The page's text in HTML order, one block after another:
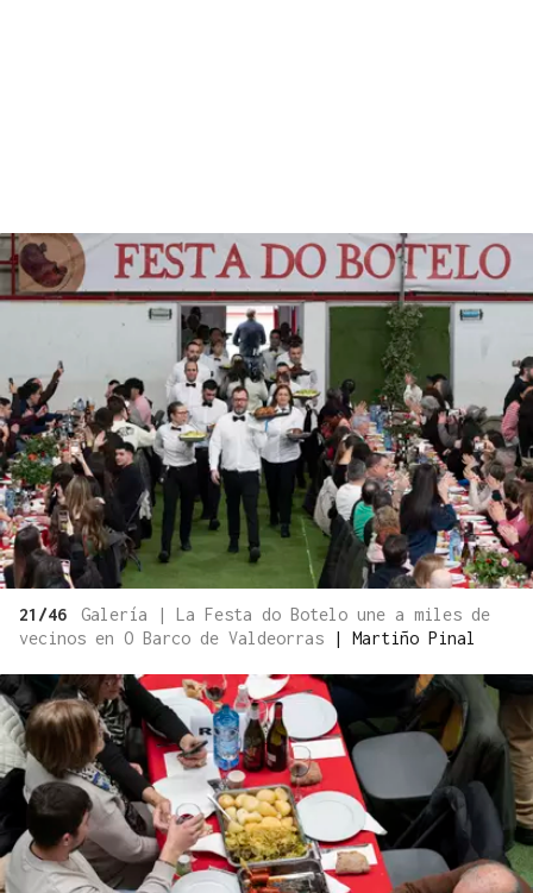
21/46
Galería | La Festa do Botelo une a miles de
vecinos en O Barco de Valdeorras
| Martiño Pinal